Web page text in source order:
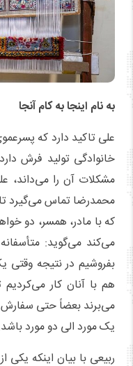
به نام اینجا به کام آنجا
علی تاکید دارد که
خانوادگی تولید فرش
مشکلات آن را می‌داند،
محمدرضا تماس می‌گیرد
که با مادر، همسر، دو
می‌کند می‌گوید:
بفروشیم در نتیجه وقتی
هم با آنان کار
می‌برند بعضاً حتی
یک مورد الی دو مورد
ربیعی با بیان اینکه یکی